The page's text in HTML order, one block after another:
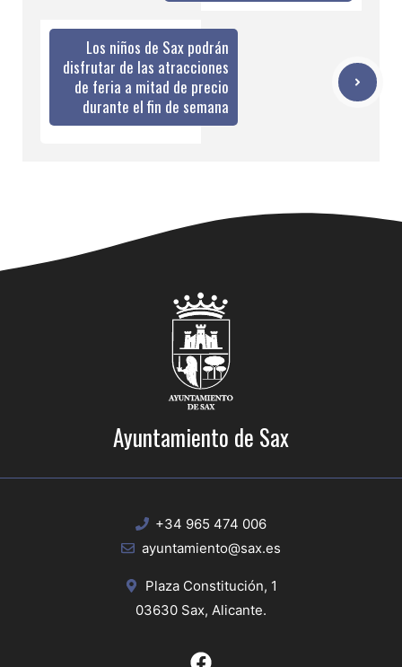
Los niños de Sax podrán
disfrutar de las atracciones
de feria a mitad de precio
durante el fin de semana
Ayuntamiento de Sax
+34 965 474 006
ayuntamiento@sax.es
Plaza Constitución, 1
03630 Sax, Alicante.